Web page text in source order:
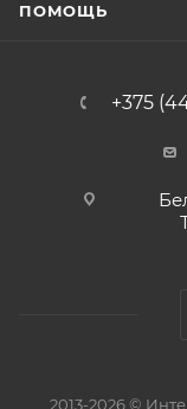
ПОМОЩЬ
+375
2013-2026 ©